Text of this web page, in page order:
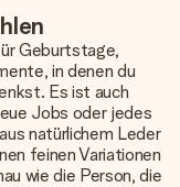
Geburtstage,
in denen du
Es ist auch
Jobs oder jedes
natürlichem Leder
feinen Variationen
wie die Person, die